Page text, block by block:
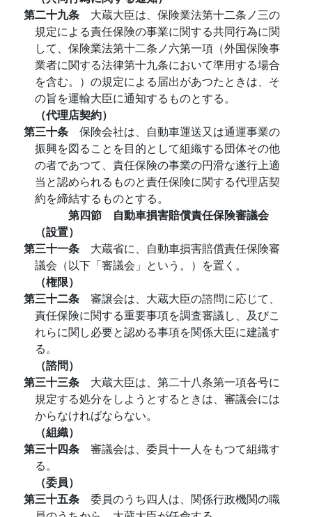
第二十九条 大蔵大臣は、保険業法第十二条ノ三の
規定による責任保険の事業に関する共同行為に関
して、保険業法第十二条ノ六第一項（外国保険事
業者に関する法律第十九条において準用する場合
を含む。）の規定による届出があつたときは、そ
の旨を運輸大臣に通知するものとする。
（代理店契約）
第三十条 保険会社は、自動車運送又は通運事業の
振興を図ることを目的として組織する団体その他
の者であつて、責任保険の事業の円滑な遂行上適
当と認められるものと責任保険に関する代理店契
約を締結するものとする。
第四節 自動車損害賠償責任保険審議会
（設置）
第三十一条 大蔵省に、自動車損害賠償責任保険審
議会（以下「審議会」という。）を置く。
（権限）
第三十二条 審譲会は、大蔵大臣の諮問に応じて、
責任保険に関する重要事項を調査審議し、及びこ
れらに関し必要と認める事項を関係大臣に建議す
る。
（諮問）
第三十三条 大蔵大臣は、第二十八条第一項各号に
規定する処分をしようとするときは、審議会には
からなければならない。
（組織）
第三十四条 審議会は、委員十一人をもつて組織す
る。
（委員）
第三十五条 委員のうち四人は、関係行政機関の職